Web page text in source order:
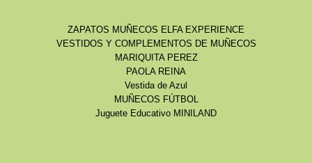
ZAPATOS MUÑECOS ELFA EXPERIENCE
VESTIDOS Y COMPLEMENTOS DE MUÑECOS
MARIQUITA PEREZ
PAOLA REINA
Vestida de Azul
MUÑECOS FÚTBOL
Juguete Educativo MINILAND